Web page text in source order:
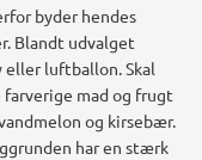
byder hendes
Blandt udvalget
eller luftballon. Skal
mad og frugt
og kirsebær.
har en stærk